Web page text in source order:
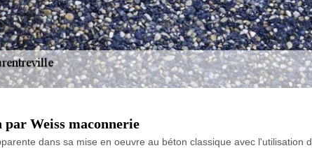
par Weiss maconnerie
dans sa mise en oeuvre au béton classique avec